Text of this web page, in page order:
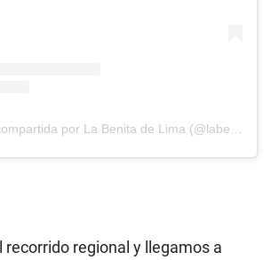
Una publicación compartida por La Benita de Lima (@labenitalima)
recorrido regional y llegamos a